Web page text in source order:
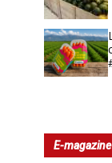
E-magazine